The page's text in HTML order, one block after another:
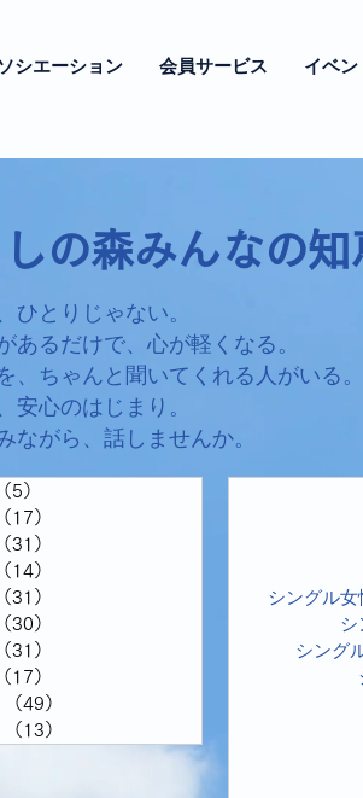
シエーション 会員サービス イベ
の森みんなの知
ひとりじゃない。
あるだけで、心が軽くなる。
、ちゃんと聞いてくれる人がいる。
安心のはじまり。
ながら、話しませんか。
（5）
（17）
（31）
（14）
（31）
（30）
（31）
（17）
（49）
（13）
シングル
シ
シング